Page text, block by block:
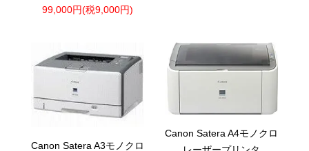
99,000円(税9,000円)
Canon Satera A3モノクロ
Canon Satera A4モノクロ